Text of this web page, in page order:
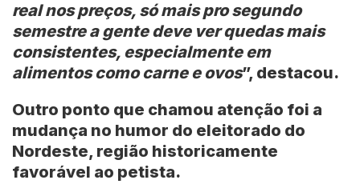
real nos preços, só mais pro segundo
semestre a gente deve ver quedas mais
consistentes, especialmente em
alimentos como carne e ovos”, destacou.
Outro ponto que chamou atenção foi a
mudança no humor do eleitorado do
Nordeste, região historicamente
favorável ao petista.